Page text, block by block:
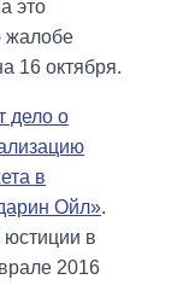
это
жалобе
16 октября.
дело о
в
Ойл».
в
2016